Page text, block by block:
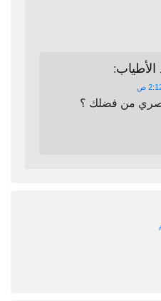
:
من فضلك ؟